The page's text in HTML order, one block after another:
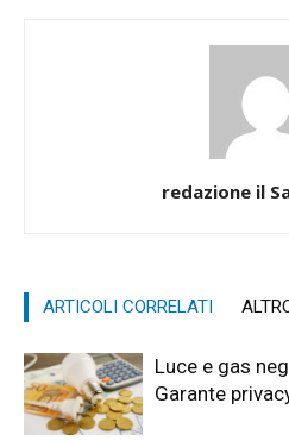
redazione il
ARTICOLI CORRELATI
Luce e gas
Garante